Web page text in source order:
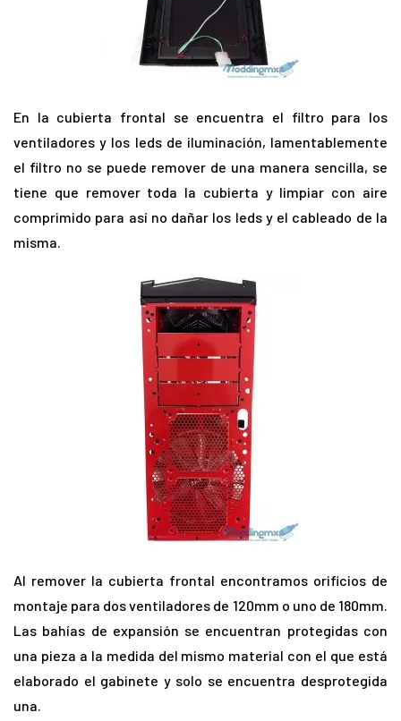
En la cubierta frontal se encuentra el filtro para los
ventiladores y los leds de iluminación, lamentablemente
el filtro no se puede remover de una manera sencilla, se
tiene que remover toda la cubierta y limpiar con aire
comprimido para así no dañar los leds y el cableado de la
misma.
Al remover la cubierta frontal encontramos orificios de
montaje para dos ventiladores de 120mm o uno de 180mm.
Las bahías de expansión se encuentran protegidas con
una pieza a la medida del mismo material con el que está
elaborado el gabinete y solo se encuentra desprotegida
una.